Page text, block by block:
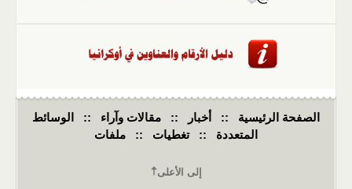
الصفحة الرئيسية :: أخبار :: مقالات وآراء ::
الوسائط
المتعددة
:: تغطيات :: ملفات
إلى الأعلى